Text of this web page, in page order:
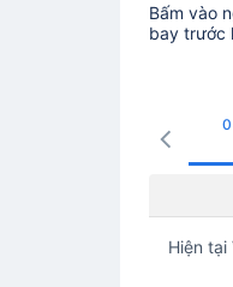
Bấm vào
bay trước
Hiện